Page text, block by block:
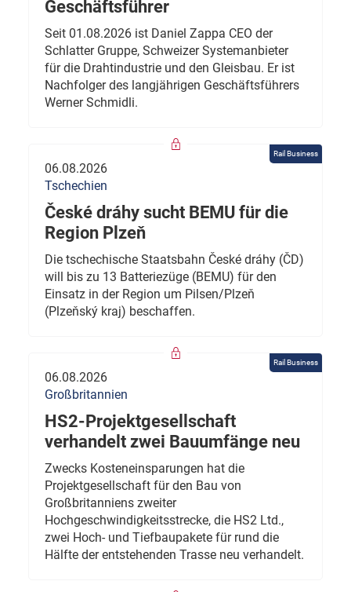
Geschäftsführer
Seit 01.08.2026 ist Daniel Zappa CEO der
Schlatter Gruppe, Schweizer Systemanbieter
für die Drahtindustrie und den Gleisbau. Er ist
Nachfolger des langjährigen Geschäftsführers
Werner Schmidli.
Rail Business
06.08.2026
Tschechien
České dráhy sucht BEMU für die
Region Plzeň
Die tschechische Staatsbahn České dráhy (ČD)
will bis zu 13 Batteriezüge (BEMU) für den
Einsatz in der Region um Pilsen/Plzeň
(Plzeňský kraj) beschaffen.
Rail Business
06.08.2026
Großbritannien
HS2-Projektgesellschaft
verhandelt zwei Bauumfänge neu
Zwecks Kosteneinsparungen hat die
Projektgesellschaft für den Bau von
Großbritanniens zweiter
Hochgeschwindigkeitsstrecke, die HS2 Ltd.,
zwei Hoch- und Tiefbaupakete für rund die
Hälfte der entstehenden Trasse neu verhandelt.